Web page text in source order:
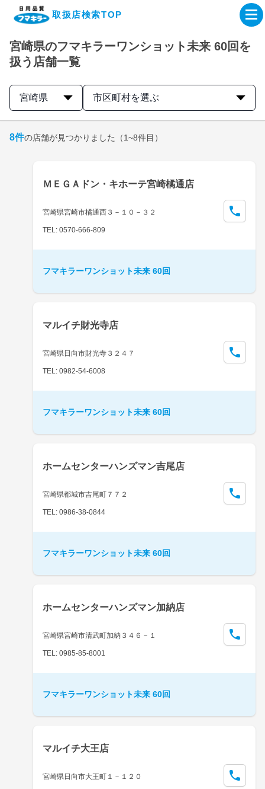
取扱店検索TOP
企業・IR情報サイト
製品情報サイト
取扱店検索はこちら
宮崎県のフマキラーワンショット未来 60回を
扱う店舗一覧
宮崎県 市区町村を選ぶ
8件の店舗が見つかりました （1~8件目）
ＭＥＧＡドン・キホーテ宮崎橘通店
宮崎県宮崎市橘通西３－１０－３２
TEL: 0570-666-809
フマキラーワンショット未来 60回
マルイチ財光寺店
宮崎県日向市財光寺３２４７
TEL: 0982-54-6008
フマキラーワンショット未来 60回
ホームセンターハンズマン吉尾店
宮崎県都城市吉尾町７７２
TEL: 0986-38-0844
フマキラーワンショット未来 60回
ホームセンターハンズマン加納店
宮崎県宮崎市清武町加納３４６－１
TEL: 0985-85-8001
フマキラーワンショット未来 60回
マルイチ大王店
宮崎県日向市大王町１－１２０